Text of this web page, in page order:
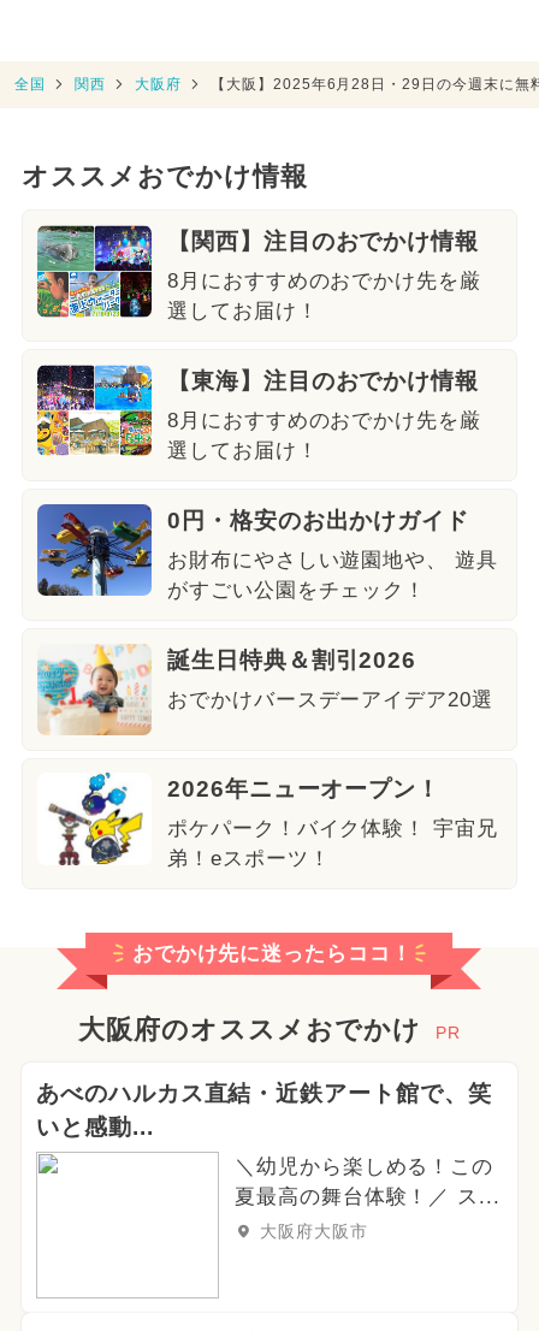
全国 関西 大阪府 【大阪】2025年6月28日・29日の今週末に無
オススメおでかけ情報
【関西】注目のおでかけ情報
8月におすすめのおでかけ先を厳
選してお届け！
【東海】注目のおでかけ情報
8月におすすめのおでかけ先を厳
選してお届け！
0円・格安のお出かけガイド
お財布にやさしい遊園地や、 遊具
がすごい公園をチェック！
誕生日特典＆割引2026
おでかけバースデーアイデア20選
2026年ニューオープン！
ポケパーク！バイク体験！ 宇宙兄
弟！eスポーツ！
おでかけ先に迷ったらココ！
大阪府のオススメおでかけ PR
あべのハルカス直結・近鉄アート館で、笑
いと感動...
＼幼児から楽しめる！この
夏最高の舞台体験！／ ス...
大阪府大阪市